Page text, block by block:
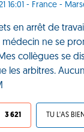
16:01 - France -
en arrêt de
ne se
collègues se
les arbitres.
3 621